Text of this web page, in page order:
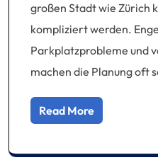
großen Stadt wie Zürich
kompliziert werden.
Parkplatzprobleme und
machen die Planung oft
Read More